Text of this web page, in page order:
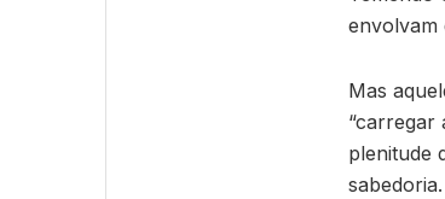
envolvam
Mas
“carregar
plenitude
sabedoria.